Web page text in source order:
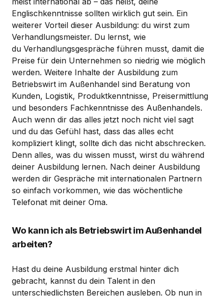
Englischkenntnisse sollten wirklich gut sein. Ein
weiterer Vorteil dieser Ausbildung: du wirst zum
Verhandlungsmeister. Du lernst, wie
du Verhandlungsgespräche führen musst, damit die
Preise für dein Unternehmen so niedrig wie möglich
werden. Weitere Inhalte der Ausbildung zum
Betriebswirt im Außenhandel sind Beratung von
Kunden, Logistik, Produktkenntnisse, Preisermittlung
und besonders Fachkenntnisse des Außenhandels.
Auch wenn dir das alles jetzt noch nicht viel sagt
und du das Gefühl hast, dass das alles echt
kompliziert klingt, sollte dich das nicht abschrecken.
Denn alles, was du wissen musst, wirst du während
deiner Ausbildung lernen. Nach deiner Ausbildung
werden dir Gespräche mit internationalen Partnern
so einfach vorkommen, wie das wöchentliche
Telefonat mit deiner Oma.
Wo kann ich als Betriebswirt im Außenhandel
arbeiten?
Hast du deine Ausbildung erstmal hinter dich
gebracht, kannst du dein Talent in den
unterschiedlichsten Bereichen ausleben. Ob nun in